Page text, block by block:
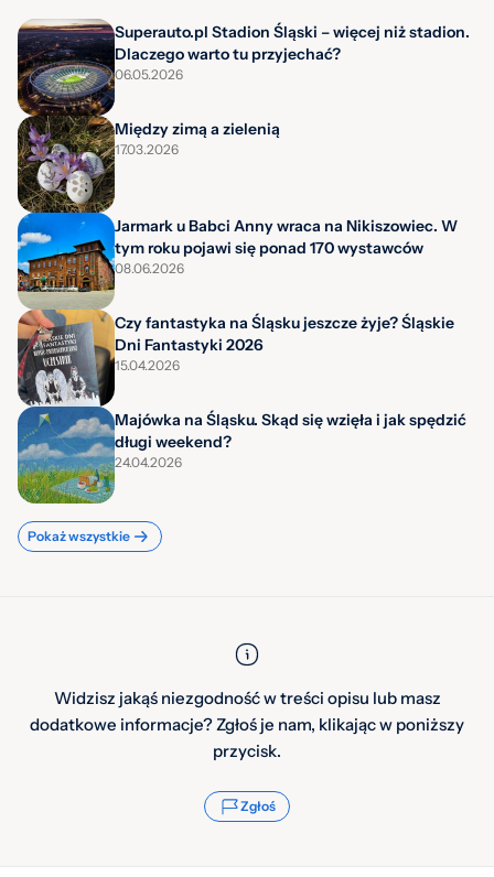
Superauto.pl Stadion Śląski – więcej niż stadion.
Dlaczego warto tu przyjechać?
06.05.2026
Między zimą a zielenią
17.03.2026
Jarmark u Babci Anny wraca na Nikiszowiec. W
tym roku pojawi się ponad 170 wystawców
08.06.2026
Czy fantastyka na Śląsku jeszcze żyje? Śląskie
Dni Fantastyki 2026
15.04.2026
Majówka na Śląsku. Skąd się wzięła i jak spędzić
długi weekend?
24.04.2026
Pokaż wszystkie
Widzisz jakąś niezgodność w treści opisu lub masz
dodatkowe informacje? Zgłoś je nam, klikając w poniższy
przycisk.
Zgłoś